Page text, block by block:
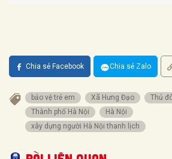
Chia sẻ Facebook Chia sẻ Zalo
bảo vệ trẻ em Xã Hưng Đạo
Thủ
Thành phố Hà Nội
Hà Nội
xây dựng người Hà Nội thanh lịch